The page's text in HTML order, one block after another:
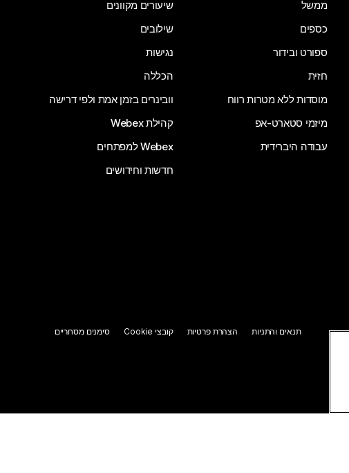
ממשל
כספים
ספורט ובידור
חזית
מוסדות ללא מטרות רווח
מיזמי סטארט-אפ
עבודה היברידית
שיעורים מקוונים
שילובים
נגישות
הכללה
וובינרים בזמן אמת ולפי דרישה
קהילת Webex
Webex למפתחים
חדשות וחידושים
תנאים והתניות הצהרת פרטיות קובצי Cookie סימנים מסחריים